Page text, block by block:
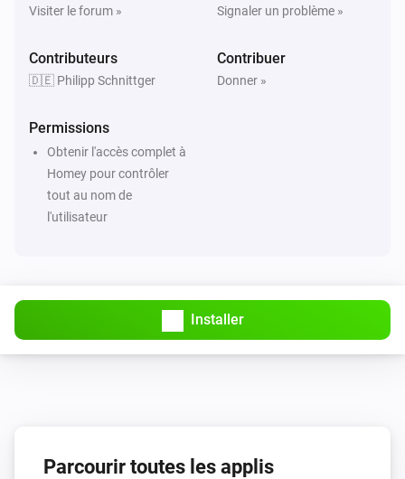
Visiter le forum » Signaler un problème »
Contributeurs
🇩🇪 Philipp Schnittger
Contribuer
Donner »
Permissions
Obtenir l'accès complet à
Homey pour contrôler
tout au nom de
l'utilisateur
Installer
Parcourir toutes les applis